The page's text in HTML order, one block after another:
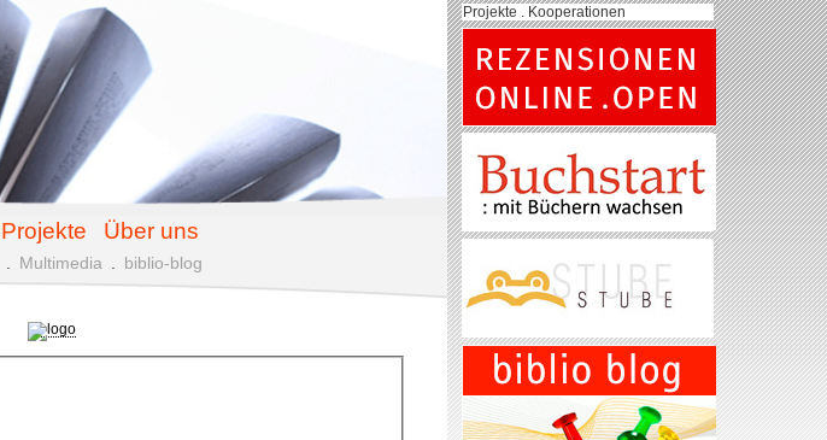
Projekte Über uns
Multimedia biblio-blog
Projekte . Kooperationen